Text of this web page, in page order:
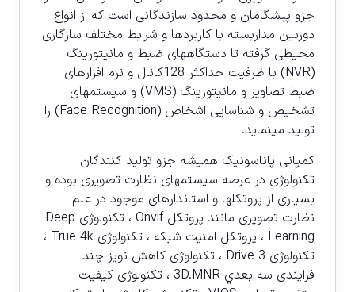
جزو پيشگامان و محدود سازندگانی است كه از انواع
دوربين مداربسته با كاربردها و شرايط مختلف سازگاری
محيطی گرفته تا دستگاههای ضبط و مانيتورينگ
(NVR) با ظرفيت حداكثر 128كانال و نرم افزارهای
ضبط تصاوير و مانيتورينگ (VMS) و سيستمهای
تشخيص و شناسايی اشخاص (Face Recognition) را
توليد مينمايد.
كمپانی پاناسونيک هميشه جزو توليد كنندگان
تكنولوژی در عرصه سيستمهای نظارت تصويری بوده و
بسياری از پروتكلها و استاندارهای موجود در علم
نظارت تصويری مانند پروتكل Onvif ، تكنولوژی Deep
Learning ، پروتكل امنيت شبكه ، تكنولوژی True 4k ،
تكنولوژی 3 Drive ، تكنولوژی كاهش نويز چند
فرايندی سه بعدي 3D.MNR ، تكنولوژی كيفيت